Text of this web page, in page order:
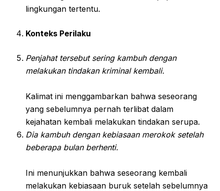
lingkungan tertentu.
Konteks Perilaku
Penjahat tersebut sering kambuh dengan
melakukan tindakan kriminal kembali.
Kalimat ini menggambarkan bahwa seseorang
yang sebelumnya pernah terlibat dalam
kejahatan kembali melakukan tindakan serupa.
Dia kambuh dengan kebiasaan merokok setelah
beberapa bulan berhenti.
Ini menunjukkan bahwa seseorang kembali
melakukan kebiasaan buruk setelah sebelumnya